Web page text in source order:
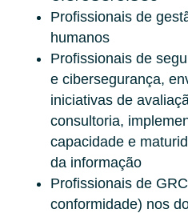
Profissionais de
humanos
Profissionais de
e cibersegurança,
iniciativas de
consultoria,
capacidade e
da informação
Profissionais de
conformidade) nos